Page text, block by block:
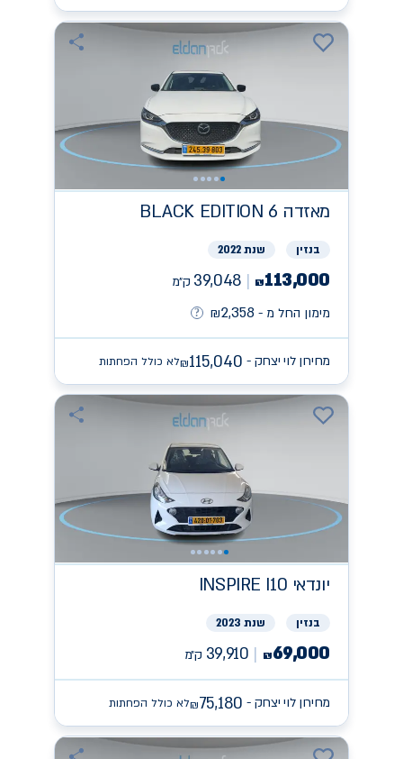
מאזדה BLACK EDITION 6
בנזין שנת 2022
₪113,000
39,048 ק״מ
מימון החל מ -
₪2,358
מחירון לוי יצחק - ₪115,040 לא כולל הפחתות
יונדאי INSPIRE I10
בנזין שנת 2023
₪69,000
39,910 ק״מ
מחירון לוי יצחק - ₪75,180 לא כולל הפחתות